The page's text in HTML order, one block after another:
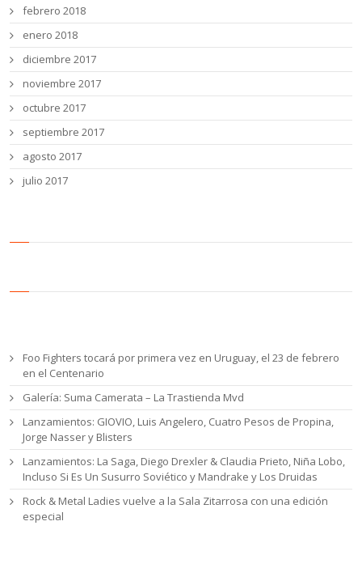
febrero 2018
enero 2018
diciembre 2017
noviembre 2017
octubre 2017
septiembre 2017
agosto 2017
julio 2017
Foo Fighters tocará por primera vez en Uruguay, el 23 de febrero
en el Centenario
Galería: Suma Camerata – La Trastienda Mvd
Lanzamientos: GIOVIO, Luis Angelero, Cuatro Pesos de Propina,
Jorge Nasser y Blisters
Lanzamientos: La Saga, Diego Drexler & Claudia Prieto, Niña Lobo,
Incluso Si Es Un Susurro Soviético y Mandrake y Los Druidas
Rock & Metal Ladies vuelve a la Sala Zitarrosa con una edición
especial